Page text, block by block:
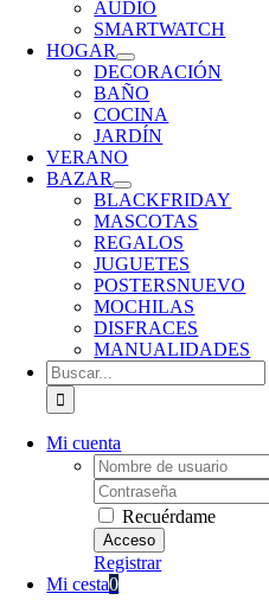
AUDIO
SMARTWATCH
HOGAR
DECORACIÓN
BAÑO
COCINA
JARDÍN
VERANO
BAZAR
BLACKFRIDAY
MASCOTAS
REGALOS
JUGUETES
POSTERSNUEVO
MOCHILAS
DISFRACES
MANUALIDADES
Buscar:
Mi cuenta
Username:
Password:
Recuérdame
Registrar
Mi cesta0